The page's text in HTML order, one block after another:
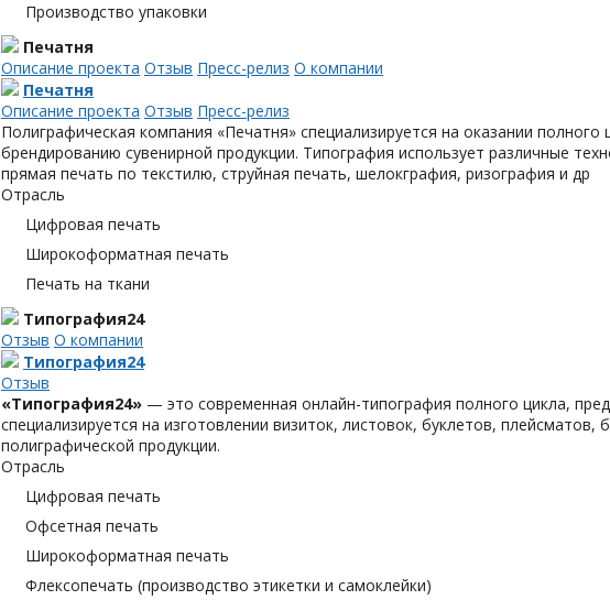
Производство упаковки
Печатня
Описание проекта Отзыв Пресс-релиз О компании
Печатня
Описание проекта Отзыв Пресс-релиз
Полиграфическая компания «Печатня» специализируется на оказании
брендированию сувенирной продукции. Типография использует различные
прямая печать по текстилю, струйная печать, шелокграфия, ризография и др
Отрасль
Цифровая печать
Широкоформатная печать
Печать на ткани
Типография24
Отзыв О компании
Типография24
Отзыв
«Типография24» — это современная онлайн-типография полного цикла,
специализируется на изготовлении визиток, листовок, буклетов, плейсматов,
полиграфической продукции.
Отрасль
Цифровая печать
Офсетная печать
Широкоформатная печать
Флексопечать (производство этикетки и самоклейки)